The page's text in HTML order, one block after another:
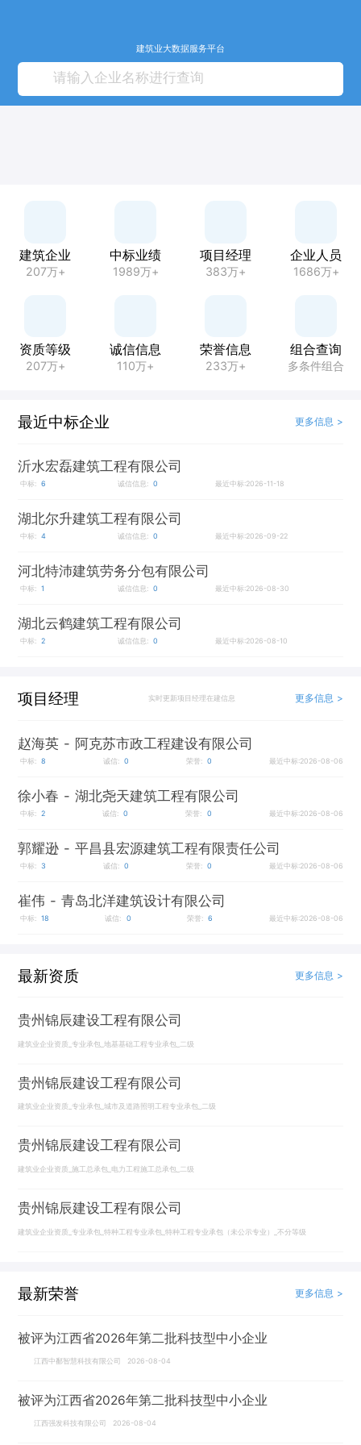
建筑业大数据服务平台
建筑企业
207万+
中标业绩
1989万+
项目经理
383万+
企业人员
1686万+
资质等级
207万+
诚信信息
110万+
荣誉信息
233万+
组合查询
多条件组合
最近中标企业 更多信息 >
沂水宏磊建筑工程有限公司
中标: 6 诚信信息: 0 最近中标:2026-11-18
湖北尔升建筑工程有限公司
中标: 4 诚信信息: 0 最近中标:2026-09-22
河北特沛建筑劳务分包有限公司
中标: 1 诚信信息: 0 最近中标:2026-08-30
湖北云鹤建筑工程有限公司
中标: 2 诚信信息: 0 最近中标:2026-08-10
项目经理 实时更新项目经理在建信息 更多信息 >
赵海英 - 阿克苏市政工程建设有限公司
中标: 8 诚信: 0 荣誉: 0 最近中标:2026-08-06
徐小春 - 湖北尧天建筑工程有限公司
中标: 2 诚信: 0 荣誉: 0 最近中标:2026-08-06
郭耀逊 - 平昌县宏源建筑工程有限责任公司
中标: 3 诚信: 0 荣誉: 0 最近中标:2026-08-06
崔伟 - 青岛北洋建筑设计有限公司
中标: 18 诚信: 0 荣誉: 6 最近中标:2026-08-06
最新资质 更多信息 >
贵州锦辰建设工程有限公司
建筑业企业资质_专业承包_地基基础工程专业承包_二级
贵州锦辰建设工程有限公司
建筑业企业资质_专业承包_城市及道路照明工程专业承包_二级
贵州锦辰建设工程有限公司
建筑业企业资质_施工总承包_电力工程施工总承包_二级
贵州锦辰建设工程有限公司
建筑业企业资质_专业承包_特种工程专业承包_特种工程专业承包（未公示专业）_不分等级
最新荣誉 更多信息 >
被评为江西省2026年第二批科技型中小企业
江西中鄱智慧科技有限公司 2026-08-04
被评为江西省2026年第二批科技型中小企业
江西强发科技有限公司 2026-08-04